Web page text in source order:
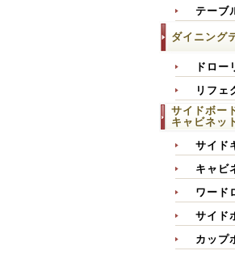
テーブ
ダイニング
ドロー
リフェ
サイドボー
キャビネッ
サイド
キャビ
ワード
サイド
カップ